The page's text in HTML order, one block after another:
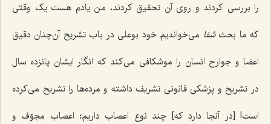
را بررسی کردند و روی آن تحقیق کردند، من یادم هست یک وقتی
که ما بحثشفا می‌خواندیم خود بوعلی در باب تشریح آن‌چنان دقیق
اعضا و جوارح انسان را موشکافی می‌کند که انگار ایشان پانزده سال
در تشریح و پزشکی قانونی تشریف داشته و مرده‌ها را تشریح می‌کرده
است! [در آنجا دارد که] چند نوع اعصاب داریم؛ اعصاب مجوّف و